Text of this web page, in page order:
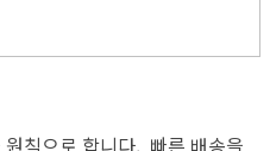
칙으로 합니다. 빠른 배송을